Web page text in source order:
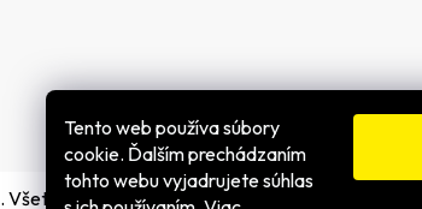
Tento web používa súbory
cookie. Ďalším prechádzaním
tohto webu vyjadrujete súhlas
. Všetky práva vyhradené.